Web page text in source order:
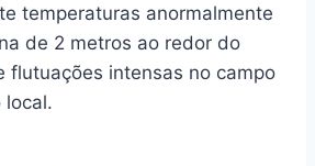
temperaturas anormalmente
de 2 metros ao redor do
flutuações intensas no campo
local.